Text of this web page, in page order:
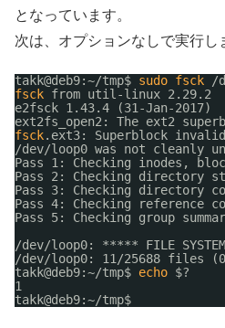
となっています。
次は、オプションなしで実行し
takk@deb9:~/tmp$ sudo fsck
/
fsck from util-linux 2.29.2
e2fsck 1.43.4 (31-Jan-2017)
ext2fs_open2: The ext2
fsck.ext3: Superblock
/dev/loop0 was not cleanly
Pass 1: Checking inodes,
Pass 2: Checking directory
Pass 3: Checking directory
Pass 4: Checking reference
Pass 5: Checking group
/dev/loop0: ***** FILE
/dev/loop0: 11 /25688 files
takk@deb9:~/tmp$ echo $?
1
takk@deb9:~/tmp$